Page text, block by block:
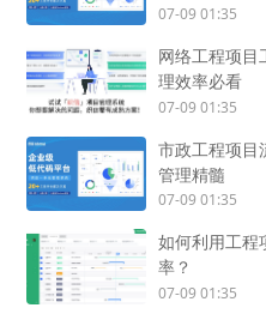
07-09 01:35
网络工程项目
理效率必看
07-09 01:35
市政工程项目
管理精髓
07-09 01:35
如何利用工程
率？
07-09 01:35